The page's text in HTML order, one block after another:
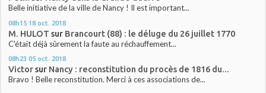
Belle initiative de la ville de Nancy ! Il est important...
08h15 18 oct. 2018
M. HULOT sur Brancourt (88) : le déluge du 26 juillet 1770
C'était déjà sûrement la faute au réchauffement...
08h23 05 oct. 2018
Victorsur Nancy : reconstitution du procès de 1816 du...
Bravo ! Belle reconstitution. Merci à ces associations de...